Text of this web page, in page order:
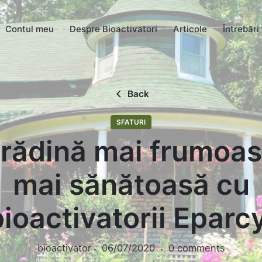
Contul meu Despre Bioactivatori Articole Întrebări
Back
SFATURI
mai
mai sănătoasă cu
bioactivator 06/07/2020 0 comments